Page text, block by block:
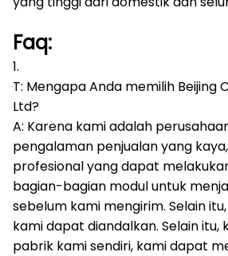
Faq:
1.
T: Mengapa Anda memilih Beijing
Ltd?
A: Karena kami adalah
pengalaman penjualan yang
profesional yang dapat
bagian-bagian modul untuk
sebelum kami mengirim. Selain
kami dapat diandalkan. Selain itu,
pabrik kami sendiri, kami dapat